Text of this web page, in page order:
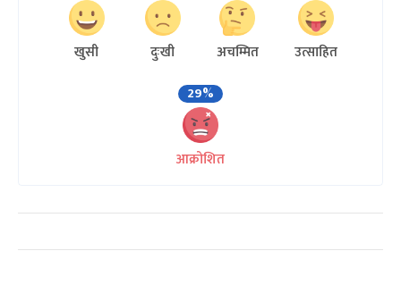
खुसी दुःखी अचम्मित
उत्साहित
29%
आक्रोशित